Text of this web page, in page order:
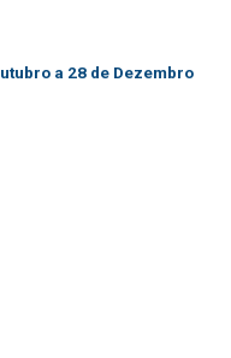
a 28 de Dezembro